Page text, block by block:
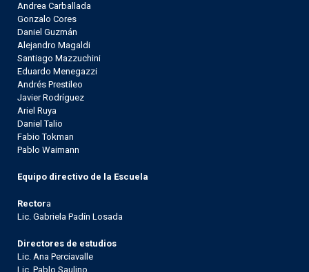
Andrea Carballada
Gonzalo Cores
Daniel Guzmán
Alejandro Magaldi
Santiago Mazzuchini
Eduardo Menegazzi
Andrés Prestileo
Javier Rodríguez
Ariel Ruya
Daniel Talio
Fabio Tokman
Pablo Waimann
Equipo directivo de la Escuela
Rectora
Lic. Gabriela Padín Losada
Directores de estudios
Lic. Ana Perciavalle
Lic. Pablo Saulino